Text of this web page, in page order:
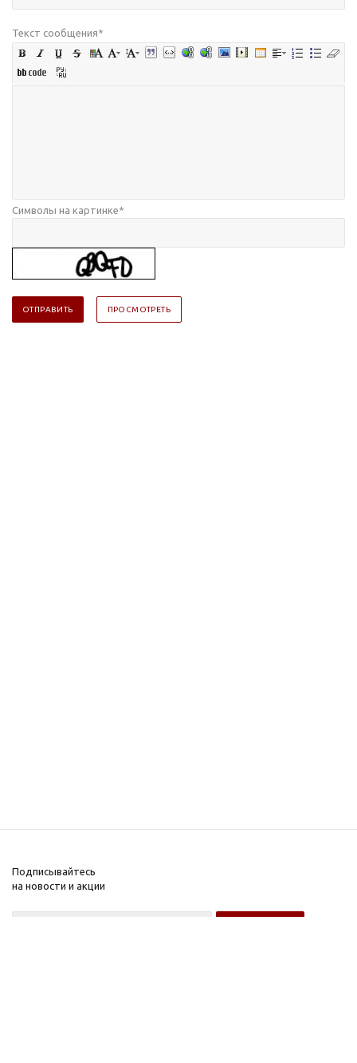
Текст сообщения*
Символы на картинке*
Подписывайтесь
на новости и акции